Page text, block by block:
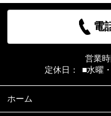
電
営業時
定休日：
■水曜
ホーム